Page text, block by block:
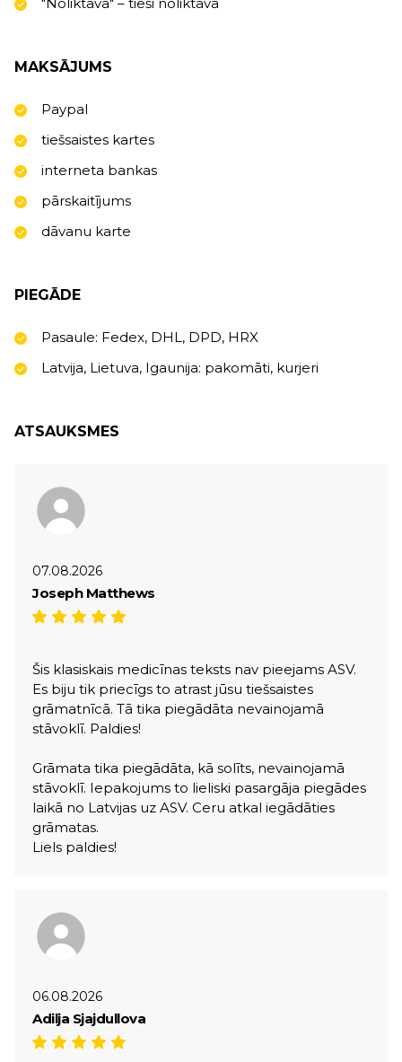
MAKSĀJUMS
Paypal
tiešsaistes kartes
interneta bankas
pārskaitījums
dāvanu karte
PIEGĀDE
Pasaule: Fedex, DHL, DPD, HRX
Latvija, Lietuva, Igaunija: pakomāti, kurjeri
ATSAUKSMES
07.08.2026
Joseph Matthews
Šis klasiskais medicīnas teksts nav pieejams ASV.
Es biju tik priecīgs to atrast jūsu tiešsaistes
grāmatnīcā. Tā tika piegādāta nevainojamā
stāvoklī. Paldies!
Grāmata tika piegādāta, kā solīts, nevainojamā
stāvoklī. Iepakojums to lieliski pasargāja piegādes
laikā no Latvijas uz ASV. Ceru atkal iegādāties
grāmatas.
Liels paldies!
06.08.2026
Adilja Sjajdullova